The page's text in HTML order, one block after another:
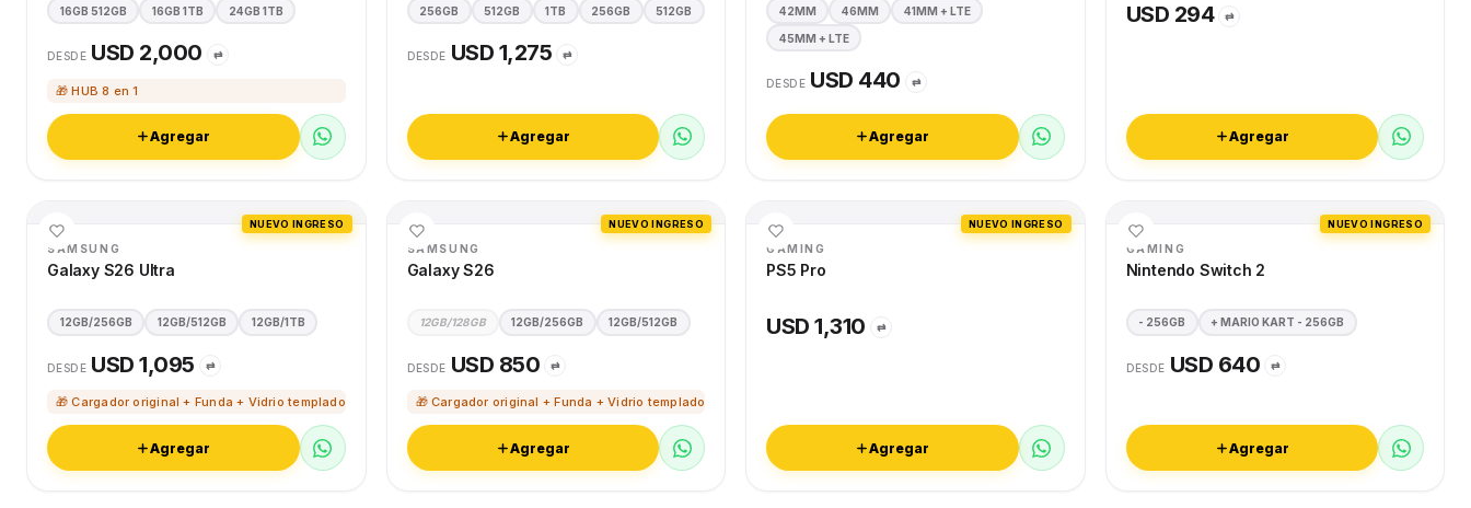
16GB 512GB 16GB 1TB 24GB 1TB
DESDE USD 2,000 ⇄
🎁 HUB 8 en 1
Agregar
256GB 512GB 1TB 256GB 512GB
DESDE USD 1,275 ⇄
Agregar
42MM 46MM 41MM + LTE
45MM + LTE
DESDE USD 440 ⇄
Agregar
USD 294 ⇄
Agregar
NUEVO INGRESO
SAMSUNG
Galaxy S26 Ultra
12GB/256GB 12GB/512GB 12GB/1TB
DESDE USD 1,095 ⇄
🎁 Cargador original + Funda + Vidrio templado
Agregar
NUEVO INGRESO
SAMSUNG
Galaxy S26
12GB/128GB 12GB/256GB 12GB/512GB
DESDE USD 850 ⇄
🎁 Cargador original + Funda + Vidrio templado
Agregar
NUEVO INGRESO
GAMING
PS5 Pro
USD 1,310 ⇄
Agregar
NUEVO INGRESO
GAMING
Nintendo Switch 2
- 256GB + MARIO KART - 256GB
DESDE USD 640 ⇄
Agregar